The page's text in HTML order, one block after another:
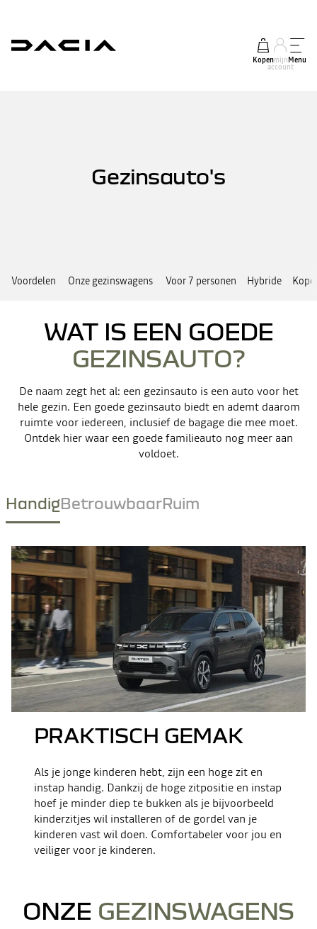
Kopenmijn
account
Menu
Gezinsauto's
Voordelen Onze gezinswagens Voor 7 personen Hybride
WAT IS EEN GOEDE
GEZINSAUTO?
De naam zegt het al: een gezinsauto is een auto voor het
hele gezin. Een goede gezinsauto biedt en ademt daarom
ruimte voor iedereen, inclusief de bagage die mee moet.
Ontdek hier waar een goede familieauto nog meer aan
voldoet.
HandigBetrouwbaarRuim
PRAKTISCH GEMAK
Als je jonge kinderen hebt, zijn een hoge zit en
instap handig. Dankzij de hoge zitpositie en instap
hoef je minder diep te bukken als je bijvoorbeeld
kinderzitjes wil installeren of de gordel van je
kinderen vast wil doen. Comfortabeler voor jou en
veiliger voor je kinderen.
ONZE GEZINSWAGENS